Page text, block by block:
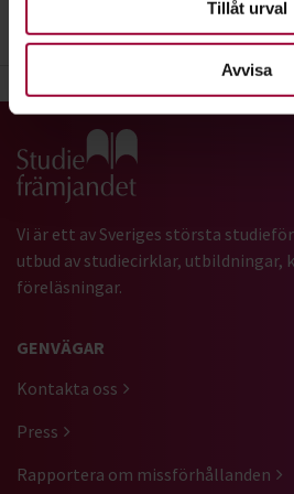
Tillåt urval
Avvisa
4. Betalningsinformation
Gå till studiefrämjandets startsida
Vi är ett av Sveriges största
utbud av studiecirklar, utbildningar,
föreläsningar.
GENVÄGAR
Kontakta oss
Press
Rapportera om missförhållanden